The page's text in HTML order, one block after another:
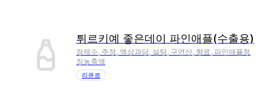
튀르키예 좋은데이 파인애플(수출용)
정제수, 주정, 액상과당, 설탕, 구연산, 향료, 파인애플청
징농축액
리큐르